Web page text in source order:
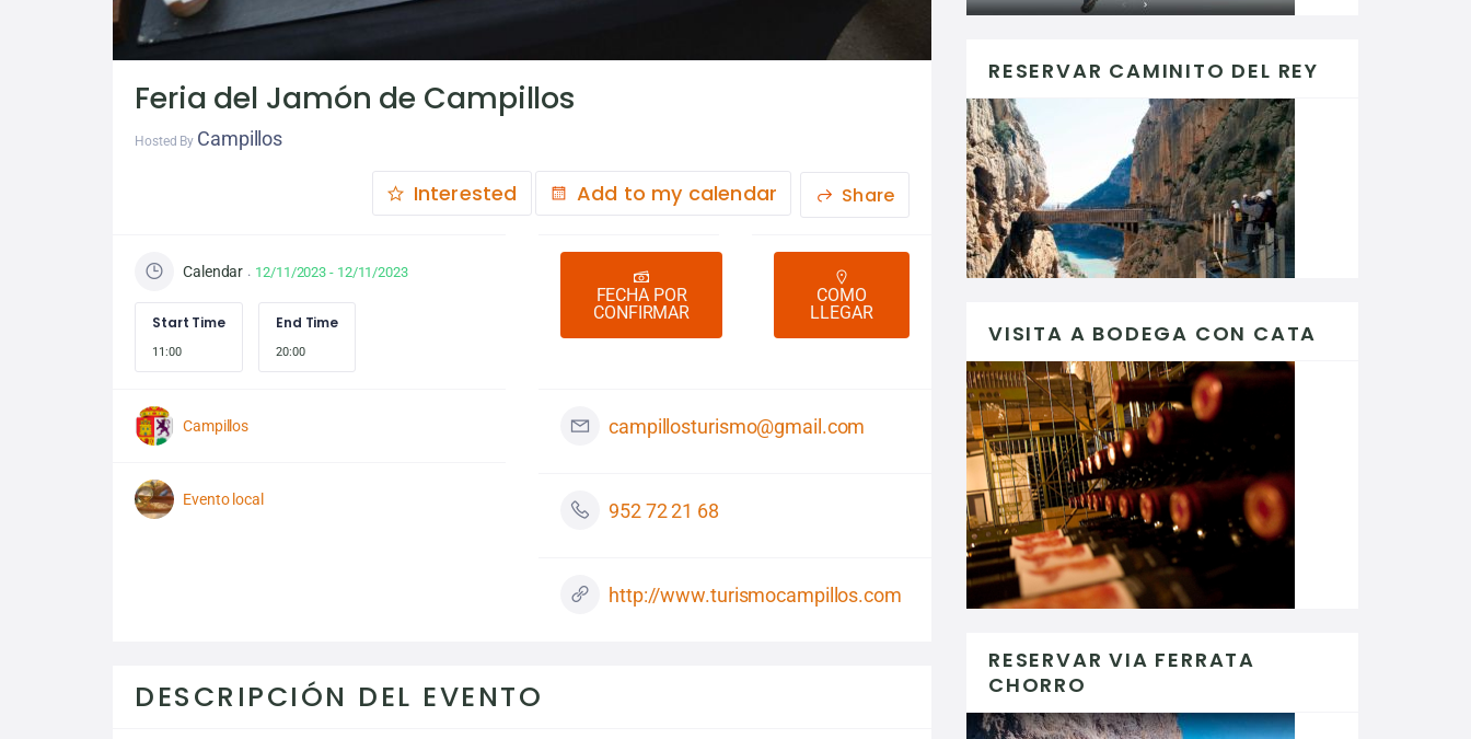
Feria del Jamón de Campillos
Hosted By Campillos
Interested Add to my calendar Share
Calendar 12/11/2023 - 12/11/2023
Start Time
11:00
End Time
20:00
FECHA POR
CONFIRMAR
COMO
LLEGAR
Campillos
Evento local
campillosturismo@gmail.com
952 72 21 68
http://www.turismocampillos.com
DESCRIPCIÓN DEL EVENTO
RESERVAR CAMINITO DEL REY
VISITA A BODEGA CON CATA
RESERVAR VIA FERRATA
CHORRO